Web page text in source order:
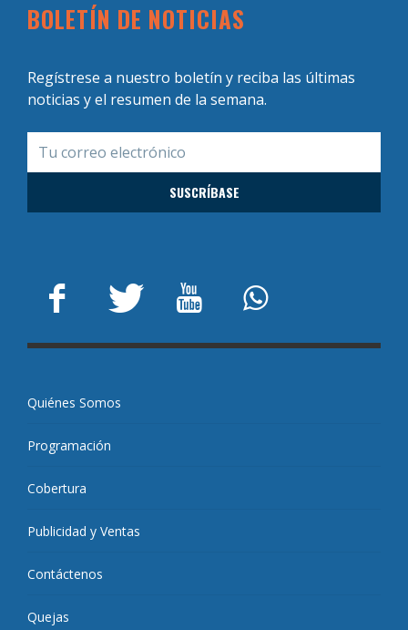
BOLETÍN DE NOTICIAS
Regístrese a nuestro boletín y reciba las últimas
noticias y el resumen de la semana.
Quiénes Somos
Programación
Cobertura
Publicidad y Ventas
Contáctenos
Quejas